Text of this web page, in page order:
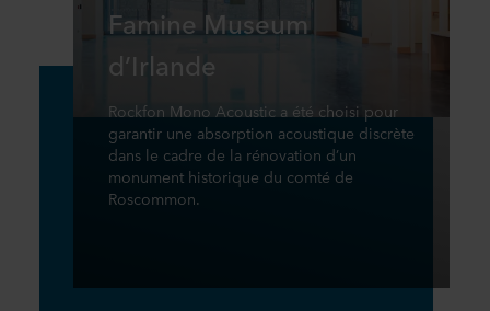
Famine Museum
d’Irlande
Rockfon Mono Acoustic a été choisi pour
garantir une absorption acoustique discrète
dans le cadre de la rénovation d’un
monument historique du comté de
Roscommon.